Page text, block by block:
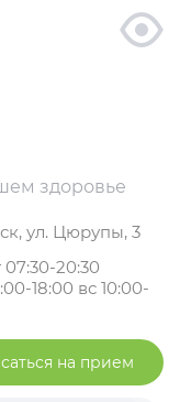
ул. Цюрупы, 3
07:30-20:30
18:00 вс 10:00-
на прием
здоровье